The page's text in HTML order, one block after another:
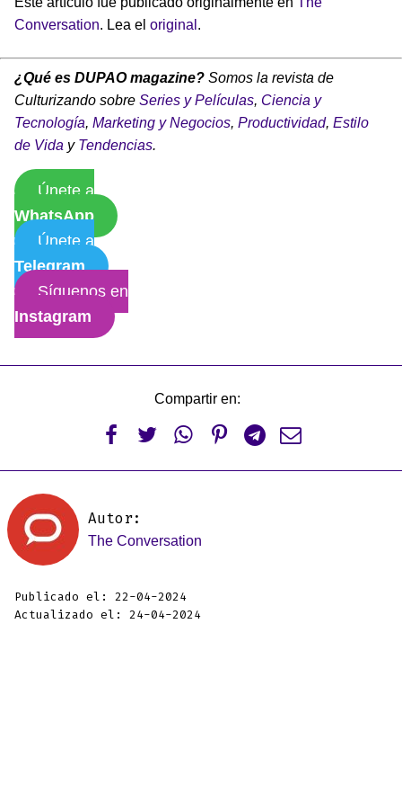
Conversation. Lea el original .
¿Qué es DUPAO magazine? Somos la revista de
Culturizando sobre Series y Películas, Ciencia y
Tecnología, Marketing y Negocios, Productividad, Estilo
de Vida y Tendencias.
Únete a
WhatsApp
Únete a
Telegram
Síguenos en
Instagram
Compartir en:
     
Autor:
The Conversation
Publicado el: 22-04-2024
Actualizado el: 24-04-2024